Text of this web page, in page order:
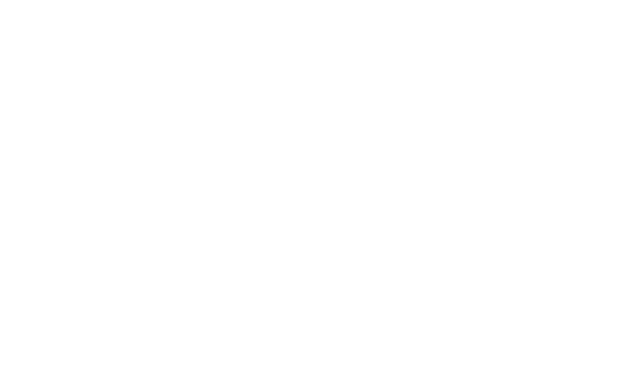
e representam um investimento sustentável para os sistemas de saúde”
níveis elevados de Lp(a), revela estudo
negativo metastático em doentes não elegíveis para inibidores PD-(L)1
no primeiro mês